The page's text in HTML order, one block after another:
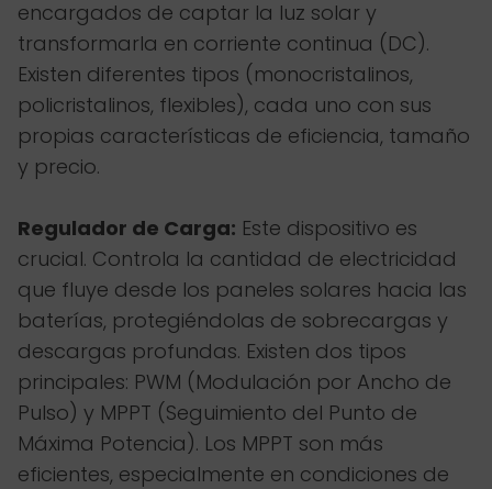
encargados de captar la luz solar y
transformarla en corriente continua (DC).
Existen diferentes tipos (monocristalinos,
policristalinos, flexibles), cada uno con sus
propias características de eficiencia, tamaño
y precio.
Regulador de Carga: Este dispositivo es
crucial. Controla la cantidad de electricidad
que fluye desde los paneles solares hacia las
baterías, protegiéndolas de sobrecargas y
descargas profundas. Existen dos tipos
principales: PWM (Modulación por Ancho de
Pulso) y MPPT (Seguimiento del Punto de
Máxima Potencia). Los MPPT son más
eficientes, especialmente en condiciones de